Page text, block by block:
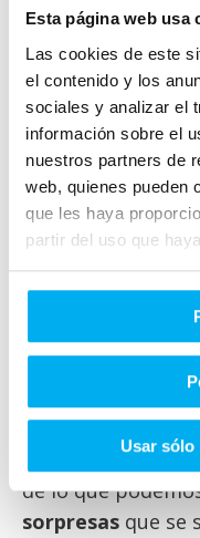
Esta página web usa
Las cookies de este
el contenido y los
sociales y analizar el
información sobre el
nuestros partners de
web, quienes pueden
que les haya
partir del uso que
Usar sólo
en la glorieta. Es
dimensiones de
visibilidad lateral
disfrutan los
particularidades
elriesgo de
exponencial.
Buena
Unhábito
deja de serlo en
máxima
una rotonda,
entender el flujo
de lo que
sorpresas que se